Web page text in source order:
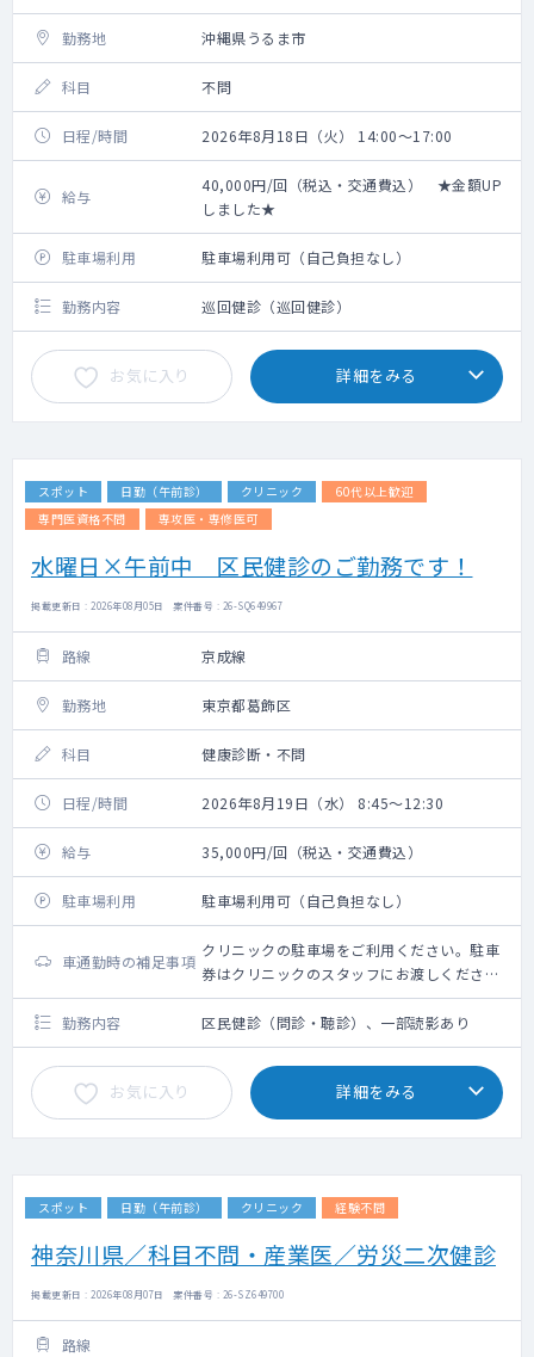
勤務地 沖縄県うるま市
科目 不問
日程/時間 2026年8月18日（火） 14:00～17:00
給与
40,000円/回（税込・交通費込） ★金額UP
しました★
駐車場利用 駐車場利用可（自己負担なし）
勤務内容 巡回健診（巡回健診）
お気に入り 詳細をみる
スポット 日勤（午前診） クリニック
60代以上歓迎
専門医資格不問
専攻医・専修医可
水曜日×午前中 区民健診のご勤務です！
掲載更新日 : 2026年08月05日 案件番号 : 26-SQ649967
路線 京成線
勤務地 東京都葛飾区
科目 健康診断・不問
日程/時間 2026年8月19日（水） 8:45～12:30
給与 35,000円/回（税込・交通費込）
駐車場利用 駐車場利用可（自己負担なし）
車通勤時の補足事項
クリニックの駐車場をご利用ください。駐車
券はクリニックのスタッフにお渡しくださ
い。
勤務内容
区民健診（問診・聴診）、一部読影あり
お気に入り 詳細をみる
スポット 日勤（午前診） クリニック 経験不問
神奈川県／科目不問・産業医／労災二次健診
掲載更新日 : 2026年08月07日 案件番号 : 26-SZ649700
路線